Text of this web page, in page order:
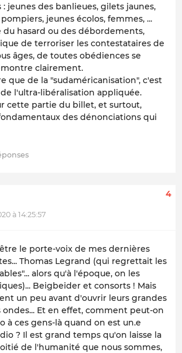
jeunes des banlieues, gilets jaunes,
jeunes écolos, femmes, ...
du hasard ou des débordements,
de terroriser les contestataires de
âges, de toutes obédiences se
clairement.
que de la "sudaméricanisation", c'est
l'ultra-libéralisation appliquée.
cette partie du billet, et surtout,
des dénonciations qui
à 14:25:57
4
le porte-voix de mes dernières
Thomas Legrand (qui regrettait les
alors qu'à l'époque, on les
Beigbeider et consorts ! Mais
un peu avant d'ouvrir leurs grandes
ondes... Et en effet, comment peut-on
à ces gens-là quand on est un.e
? Il est grand temps qu'on laisse la
de l'humanité que nous sommes,